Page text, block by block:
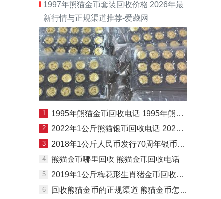
1997年熊猫金币套装回收价格 2026年最
新行情与正规渠道推荐-爱藏网
1 1995年熊猫金币回收电话 1995年熊猫金币价格
2 2022年1公斤熊猫银币回收电话 2022年1公斤熊猫银币回收渠道
3 2018年1公斤人民币发行70周年银币回收价格
4 熊猫金币哪里回收 熊猫金币回收电话
5 2019年1公斤梅花形生肖猪金币回收价格
6 回收熊猫金币的正规渠道 熊猫金币怎么回收